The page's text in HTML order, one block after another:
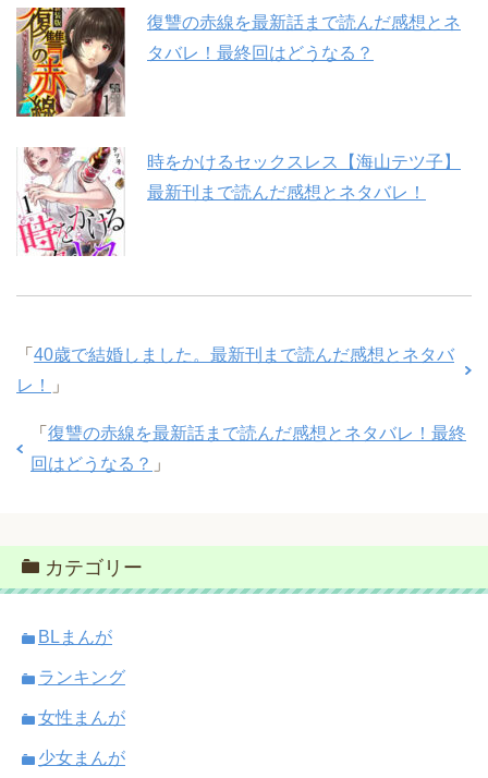
復讐の赤線を最新話まで読んだ感想とネ
タバレ！最終回はどうなる？
時をかけるセックスレス【海山テツ子】
最新刊まで読んだ感想とネタバレ！
「 40歳で結婚しました。最新刊まで読んだ感想とネタバ
レ！
」
「 復讐の赤線を最新話まで読んだ感想とネタバレ！最終
回はどうなる？ 」
カテゴリー
BLまんが
ランキング
女性まんが
少女まんが